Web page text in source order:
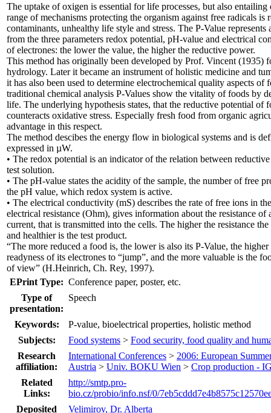
The uptake of oxigen is essential for life processes, but also
range of mechanisms protecting the organism against free radicals
contaminants, unhealthy life style and stress. The P-Value
from the three parameters redox potential, pH-value and electrical
of electrones: the lower the value, the higher the reductive power.
This method has originally been developed by Prof. Vincent (1935)
hydrology. Later it became an instrument of holistic medicine and
it has also been used to determine electrochemical quality aspects
traditional chemical analysis P-Values show the vitality of foods by
life. The underlying hypothesis states, that the reductive potential of
counteracts oxidative stress. Especially fresh food from organic
advantage in this respect.
The method descibes the energy flow in biological systems and is
expressed in µW.
• The redox potential is an indicator of the relation between
test solution.
• The pH-value states the acidity of the sample, the number of free
the pH value, which redox system is active.
• The electrical conductivity (mS) describes the rate of free ions in
electrical resistance (Ohm), gives information about the resistance of
current, that is transmitted into the cells. The higher the resistance
and healthier is the test product.
“The more reduced a food is, the lower is also its P-Value, the
readyness of its electrones to “jump”, and the more valuable is the
of view” (H.Heinrich, Ch. Rey, 1997).
EPrint Type: Conference paper, poster, etc.
Type of
presentation:
Speech
Keywords:
P-value, bioelectrical properties, holistic method
Subjects:
Food systems > Food security, food quality and
Research
affiliation:
International Conferences > 2006: European
Austria > Univ. BOKU Wien > Crop production -
Related
Links:
http://smtp.pro-
bio.cz/probio/info.nsf/0/
Deposited
Velimirov, Dr. Alberta